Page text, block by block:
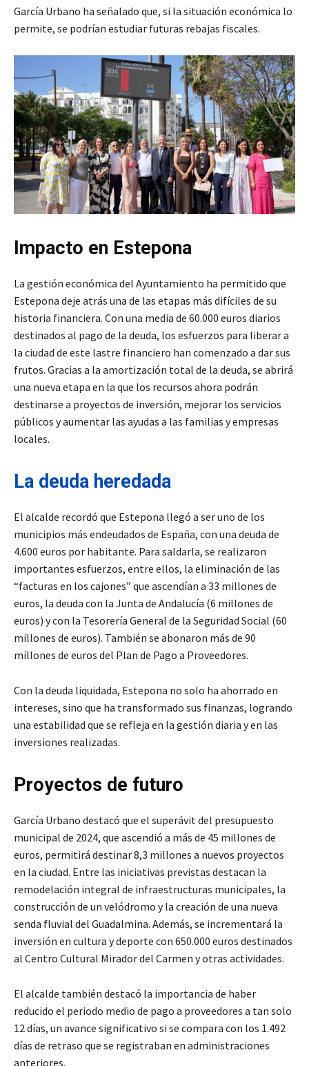
García Urbano ha señalado que, si la situación económica lo
permite, se podrían estudiar futuras rebajas fiscales.
Impacto en Estepona
La gestión económica del Ayuntamiento ha permitido que
Estepona deje atrás una de las etapas más difíciles de su
historia financiera. Con una media de 60.000 euros diarios
destinados al pago de la deuda, los esfuerzos para liberar a
la ciudad de este lastre financiero han comenzado a dar sus
frutos. Gracias a la amortización total de la deuda, se abrirá
una nueva etapa en la que los recursos ahora podrán
destinarse a proyectos de inversión, mejorar los servicios
públicos y aumentar las ayudas a las familias y empresas
locales.
La deuda heredada
El alcalde recordó que Estepona llegó a ser uno de los
municipios más endeudados de España, con una deuda de
4.600 euros por habitante. Para saldarla, se realizaron
importantes esfuerzos, entre ellos, la eliminación de las
“facturas en los cajones” que ascendían a 33 millones de
euros, la deuda con la Junta de Andalucía (6 millones de
euros) y con la Tesorería General de la Seguridad Social (60
millones de euros). También se abonaron más de 90
millones de euros del Plan de Pago a Proveedores.
Con la deuda liquidada, Estepona no solo ha ahorrado en
intereses, sino que ha transformado sus finanzas, logrando
una estabilidad que se refleja en la gestión diaria y en las
inversiones realizadas.
Proyectos de futuro
García Urbano destacó que el superávit del presupuesto
municipal de 2024, que ascendió a más de 45 millones de
euros, permitirá destinar 8,3 millones a nuevos proyectos
en la ciudad. Entre las iniciativas previstas destacan la
remodelación integral de infraestructuras municipales, la
construcción de un velódromo y la creación de una nueva
senda fluvial del Guadalmina. Además, se incrementará la
inversión en cultura y deporte con 650.000 euros destinados
al Centro Cultural Mirador del Carmen y otras actividades.
El alcalde también destacó la importancia de haber
reducido el periodo medio de pago a proveedores a tan solo
12 días, un avance significativo si se compara con los 1.492
días de retraso que se registraban en administraciones
anteriores.